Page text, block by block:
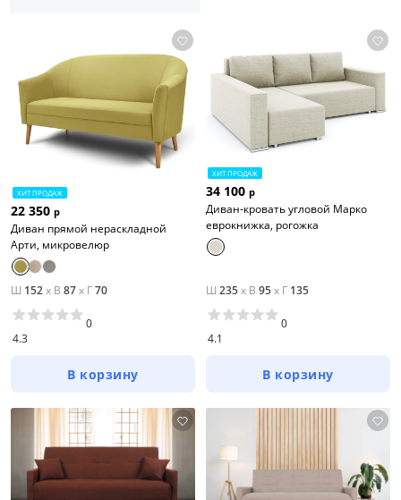
ХИТ ПРОДАЖ
22 350 р
Диван прямой нераскладной
Арти, микровелюр
Ш 152x В 87x Г70
4.3
0
В корзину
ХИТ ПРОДАЖ
34 100 р
Диван-кровать угловой Марко
еврокнижка, рогожка
Ш 235x В 95x Г 135
4.1
0
В корзину